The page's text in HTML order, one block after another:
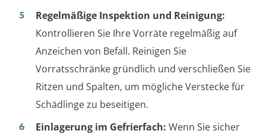
Regelmäßige Inspektion und Reinigung:
Kontrollieren Sie Ihre Vorräte regelmäßig auf
Anzeichen von Befall. Reinigen Sie
Vorratsschränke gründlich und verschließen Sie
Ritzen und Spalten, um mögliche Verstecke für
Schädlinge zu beseitigen.
Einlagerung im Gefrierfach: Wenn Sie sicher